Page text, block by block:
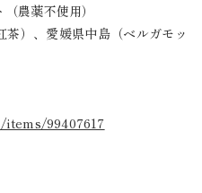
農薬不使用）
）、愛媛県中島（ベルガモッ
99407617